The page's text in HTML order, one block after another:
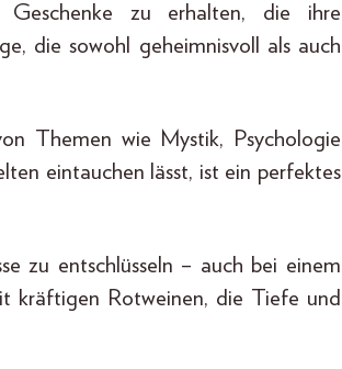
Geschenke zu erhalten, die ihre
die sowohl geheimnisvoll als auch
Themen wie Mystik, Psychologie
eintauchen lässt, ist ein perfektes
zu entschlüsseln – auch bei einem
kräftigen Rotweinen, die Tiefe und